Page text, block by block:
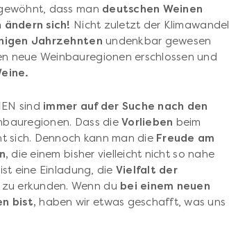
dass man deutschen Weinen
sich! Nicht zuletzt der Klimawandel
Jahrzehnten undenkbar gewesen
neue Weinbauregionen erschlossen und
sind immer auf der Suche nach den
Dass dieVorlieben beim
sich. Dennoch kann man die Freude am
die einem bisher vielleicht nicht so nahe
eine Einladung, die Vielfalt der
erkunden. Wenn du bei einem neuen
bist, haben wir etwas geschafft, was uns